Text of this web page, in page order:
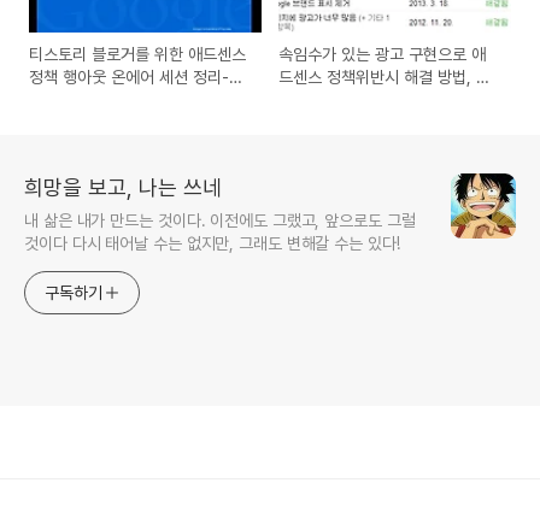
티스토리 블로거를 위한 애드센스
정책 행아웃 온에어 세션 정리-
속임수가 있는 광고 구현으로 애
드센스 정책위반시 해결 방법, 모
희망을 보고, 나는 쓰네
내 삶은 내가 만드는 것이다. 이전에도 그랬고, 앞으로도 그럴
것이다 다시 태어날 수는 없지만, 그래도 변해갈 수는 있다!
구독하기